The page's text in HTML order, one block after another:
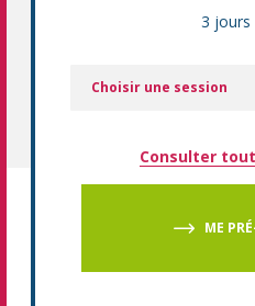
3 jours
Choisir une session
Consulter
ME